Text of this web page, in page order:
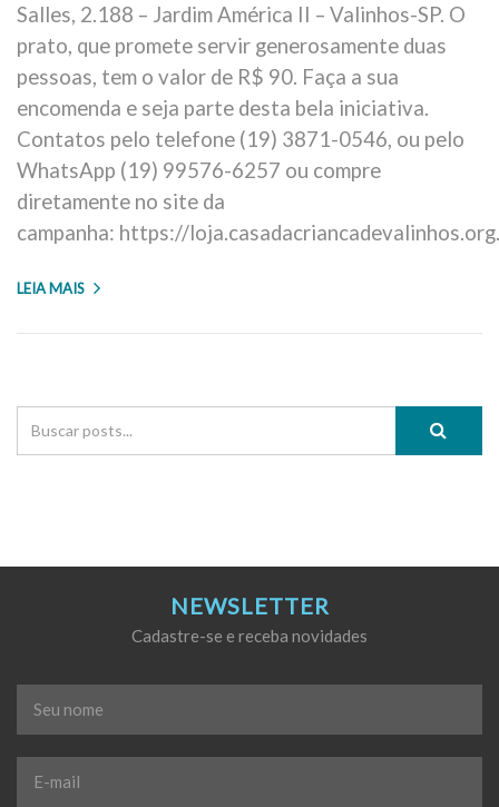
Salles, 2.188 – Jardim América II – Valinhos-SP. O
prato, que promete servir generosamente duas
pessoas, tem o valor de R$ 90. Faça a sua
encomenda e seja parte desta bela iniciativa.
Contatos pelo telefone (19) 3871-0546, ou pelo
WhatsApp (19) 99576-6257 ou compre
diretamente no site da
campanha: https://
LEIA MAIS
NEWSLETTER
Cadastre-se e receba novidades
Seu
nome
E-
mail